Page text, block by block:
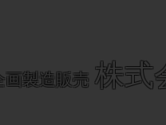
画製造販売 株式